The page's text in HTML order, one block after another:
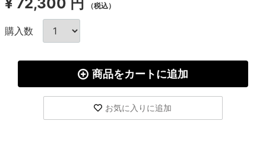
（税込）
購入数
商品をカートに追加
お気に入りに追加